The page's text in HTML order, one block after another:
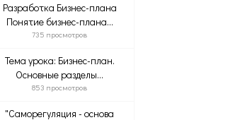
Разработка Бизнес-плана
Понятие бизнес-плана...
735 просмотров
Тема урока: Бизнес-план.
Основные разделы...
853 просмотров
"Саморегуляция - основа